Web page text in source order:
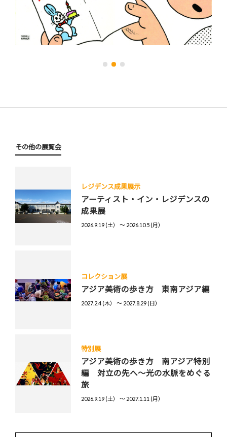
その他の展覧会
レジデンス成果展示
アーティスト・イン・レジデンスの
成果展
2026.9.19 (土） 〜 2026.10.5 (月）
コレクション展
アジア美術の歩き方 東南アジア編
2027.2.4 (木） 〜 2027.8.29 (日）
特別展
アジア美術の歩き方 南アジア特別
編 対立の先へ～光の水脈をめぐる
旅
2026.9.19 (土） 〜 2027.1.11 (月）